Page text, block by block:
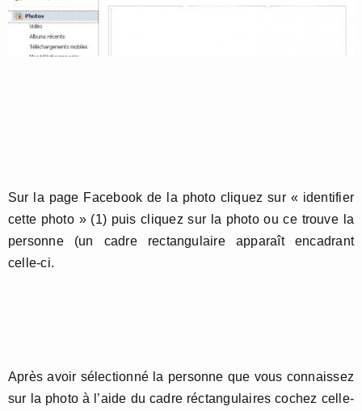
Sur la page Facebook de la photo cliquez sur « identifier
cette photo » (1) puis cliquez sur la photo ou ce trouve la
personne (un cadre rectangulaire apparaît encadrant
celle-ci.
Après avoir sélectionné la personne que vous connaissez
sur la photo à l’aide du cadre réctangulaires cochez celle-